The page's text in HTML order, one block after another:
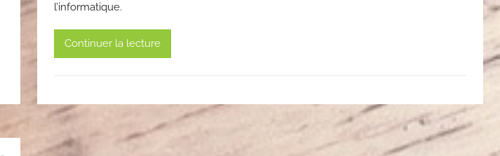
l’informatique.
Continuer la lecture